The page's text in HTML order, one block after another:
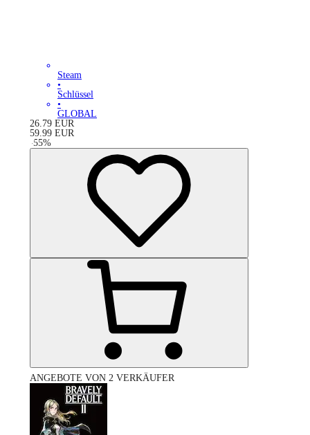
Steam
•
Schlüssel
•
GLOBAL
26.79 EUR
59.99 EUR
-55%
ANGEBOTE VON 2 VERKÄUFER